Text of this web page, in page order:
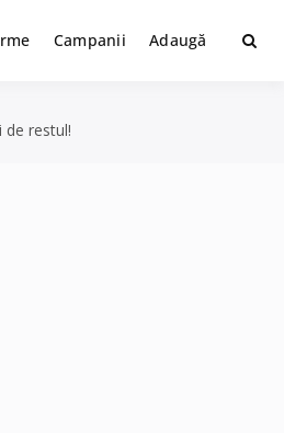
Campanii Adaugă
de restul!